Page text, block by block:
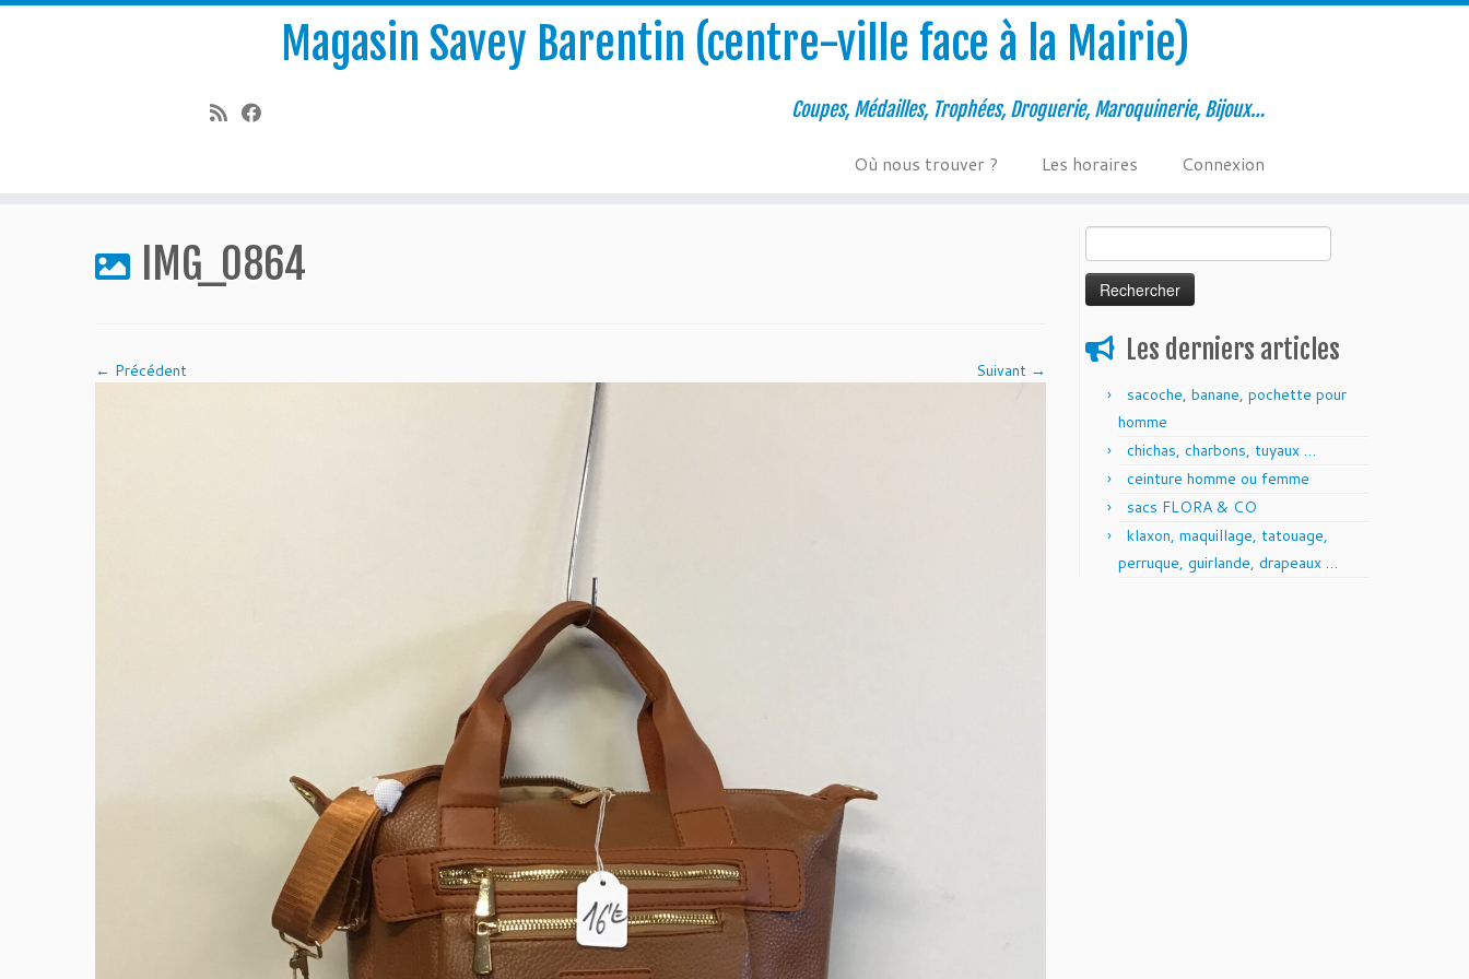
Magasin Savey Barentin (centre-ville face à la Mairie)
Coupes, Médailles, Trophées, Droguerie, Maroquinerie, Bijoux…
Où nous trouver ? Les horaires Connexion
IMG_0864
← Précédent Suivant →
Les derniers articles
sacoche, banane, pochette pour
homme
chichas, charbons, tuyaux …
ceinture homme ou femme
sacs FLORA & CO
klaxon, maquillage, tatouage,
perruque, guirlande, drapeaux …